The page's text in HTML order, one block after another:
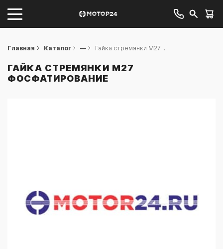
Главная Каталог — Гайка стремянки М27 ...
ГАЙКА СТРЕМЯНКИ М27
ФОСФАТИРОВАНИЕ